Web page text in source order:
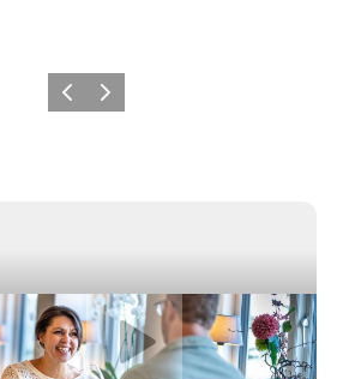
Forrige billede
Næste billede
Afspil video